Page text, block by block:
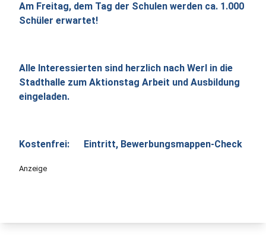
Am Freitag, dem Tag der Schulen werden ca. 1.000
Schüler erwartet!
Alle Interessierten sind herzlich nach Werl in die
Stadthalle zum Aktionstag Arbeit und Ausbildung
eingeladen.
Kostenfrei: Eintritt, Bewerbungsmappen-Check
Anzeige